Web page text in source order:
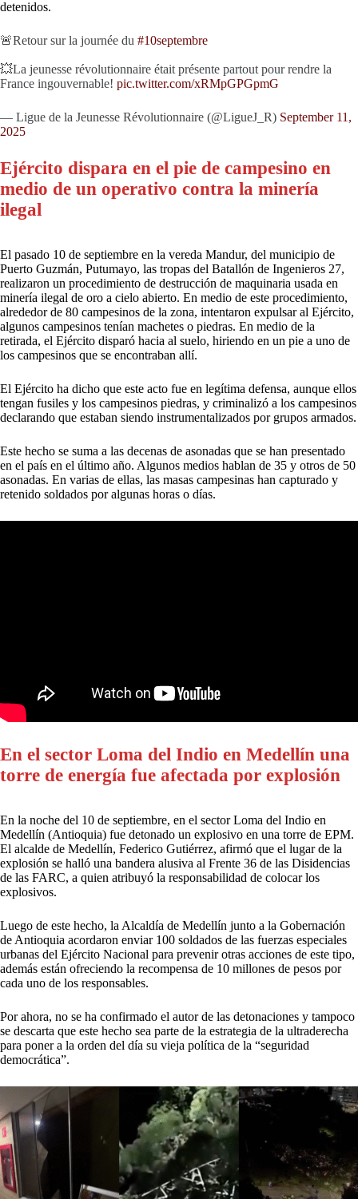
detenidos.
🚨Retour sur la journée du #10septembre
💥La jeunesse révolutionnaire était présente partout pour rendre la
France ingouvernable! pic.twitter.com/xRMpGPGpmG
— Ligue de la Jeunesse Révolutionnaire (@LigueJ_R) September 11,
2025
Ejército dispara en el pie de campesino en
medio de un operativo contra la minería
ilegal
El pasado 10 de septiembre en la vereda Mandur, del municipio de
Puerto Guzmán, Putumayo, las tropas del Batallón de Ingenieros 27,
realizaron un procedimiento de destrucción de maquinaria usada en
minería ilegal de oro a cielo abierto. En medio de este procedimiento,
alrededor de 80 campesinos de la zona, intentaron expulsar al Ejército,
algunos campesinos tenían machetes o piedras. En medio de la
retirada, el Ejército disparó hacia al suelo, hiriendo en un pie a uno de
los campesinos que se encontraban allí.
El Ejército ha dicho que este acto fue en legítima defensa, aunque ellos
tengan fusiles y los campesinos piedras, y criminalizó a los campesinos
declarando que estaban siendo instrumentalizados por grupos armados.
Este hecho se suma a las decenas de asonadas que se han presentado
en el país en el último año. Algunos medios hablan de 35 y otros de 50
asonadas. En varias de ellas, las masas campesinas han capturado y
retenido soldados por algunas horas o días.
En el sector Loma del Indio en Medellín una
torre de energía fue afectada por explosión
En la noche del 10 de septiembre, en el sector Loma del Indio en
Medellín (Antioquia) fue detonado un explosivo en una torre de EPM.
El alcalde de Medellín, Federico Gutiérrez, afirmó que el lugar de la
explosión se halló una bandera alusiva al Frente 36 de las Disidencias
de las FARC, a quien atribuyó la responsabilidad de colocar los
explosivos.
Luego de este hecho, la Alcaldía de Medellín junto a la Gobernación
de Antioquia acordaron enviar 100 soldados de las fuerzas especiales
urbanas del Ejército Nacional para prevenir otras acciones de este tipo,
además están ofreciendo la recompensa de 10 millones de pesos por
cada uno de los responsables.
Por ahora, no se ha confirmado el autor de las detonaciones y tampoco
se descarta que este hecho sea parte de la estrategia de la ultraderecha
para poner a la orden del día su vieja política de la “seguridad
democrática”.